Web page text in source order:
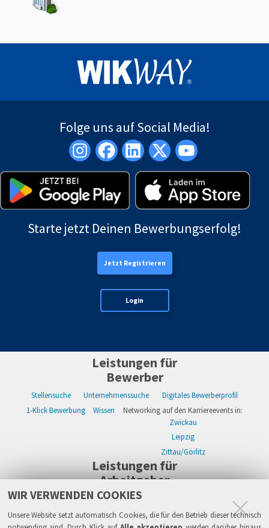
WIR VERWENDEN COOKIES
Unsere Website setzt automatisch Cookies, die für den Betrieb dieser technisch
Folge uns auf Social Media!
Starte jetzt Deinen Bewerbungserfolg!
Jetzt Registrieren
Login
Leistungen für
Bewerber
Stellensuche Unternehmenssuche
Digitales Bewerberprofil
1-Klick Bewerbung
Wissen
Networking auf den Karriereevents in:
Zwickau
Leipzig
Zittau/Görlitz
Leistungen für
Arbeitgeber
WIKWAY Online-Recruiting Kostenloses Firmenprofil
Alle Einzelleistungen
Wissen
Live-Recruiting auf Karriereevents in:
Zwickau